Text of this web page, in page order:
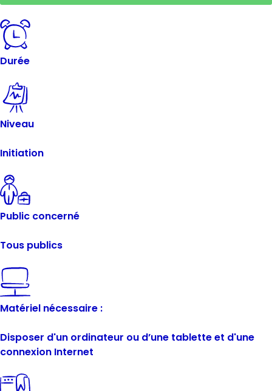
Durée
Niveau
Initiation
Public concerné
Tous publics
Matériel nécessaire :
Disposer d'un ordinateur ou d’une tablette et d'une
connexion Internet